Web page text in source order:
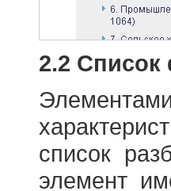
2.2
список
элемент